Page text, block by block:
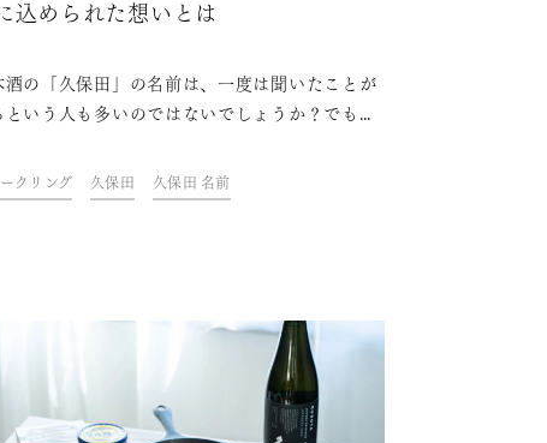
込められた想いとは
酒の「久保田」の名前は、一度は聞いたことが
という人も多いのではないでしょうか？でも、
久保田という名前はどこから来たのでしょう
意外に知られていない久保田の名前の由来や、
クリング 久保田 久保田 名前